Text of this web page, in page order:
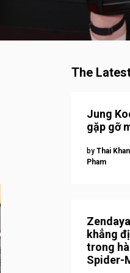
The
Jung
gặp gỡ
by Thai
Pham
khẳng
trong
Spider-